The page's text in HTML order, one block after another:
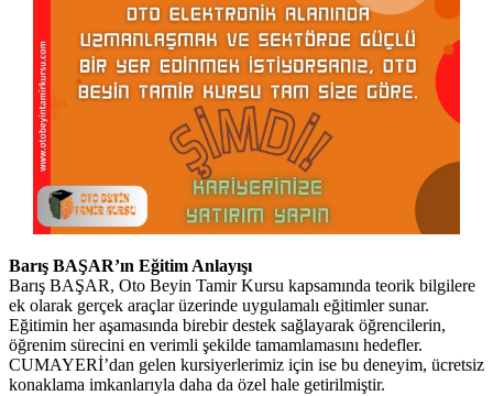
Barış BAŞAR’ın Eğitim Anlayışı
Barış BAŞAR, Oto Beyin Tamir Kursu kapsamında teorik bilgilere
ek olarak gerçek araçlar üzerinde uygulamalı eğitimler sunar.
Eğitimin her aşamasında birebir destek sağlayarak öğrencilerin,
öğrenim sürecini en verimli şekilde tamamlamasını hedefler.
CUMAYERİ’dan gelen kursiyerlerimiz için ise bu deneyim, ücretsiz
konaklama imkanlarıyla daha da özel hale getirilmiştir.